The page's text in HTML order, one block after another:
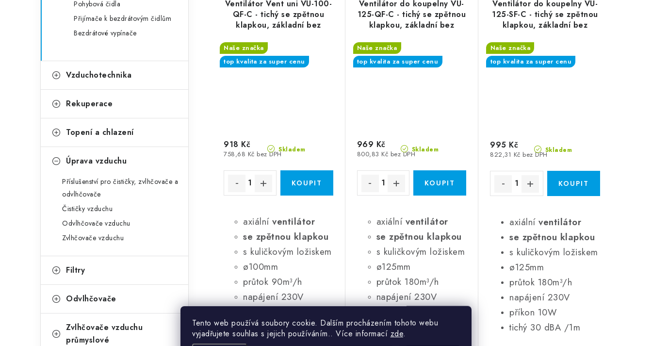
Tento web používá soubory cookie. Dalším procházením tohoto webu
vyjadřujete souhlas s jejich používáním.. Více informací zde.
Pohybová čidla
Přijímače k bezdrátovým čidlům
Bezdrátové vypínače
Vzduchotechnika
Rekuperace
Topení a chlazení
Úprava vzduchu
Příslušenství pro čističky, zvlhčovače a
odvlhčovače
Čističky vzduchu
Odvlhčovače vzduchu
Zvlhčovače vzduchu
Filtry
Odvlhčovače
Zvlhčovače vzduchu
průmyslové
Ventilátor Vent uni VU-100-
QF-C - tichý se zpětnou
klapkou, základní bez
Naše značka
top kvalita za super cenu
Skladem
758,68 Kč bez DPH
918 Kč
axiální ventilátor
se zpětnou klapkou
s kuličkovým ložiskem
ø100mm
průtok 90m³/h
napájení 230V
tichý 25 dBA /1m
Ventilátor do koupelny VU-
125-QF-C - tichý se zpětnou
klapkou, základní bez
Naše značka
top kvalita za super cenu
Skladem
800,83 Kč bez DPH
969 Kč
axiální ventilátor
se zpětnou klapkou
s kuličkovým ložiskem
ø125mm
průtok 180m³/h
napájení 230V
tichý 30 dBA /1m
Ventilátor do koupelny VU-
125-SF-C - tichý se zpětnou
klapkou, základní bez
Naše značka
top kvalita za super cenu
Skladem
822,31 Kč bez DPH
995 Kč
axiálníventilátor
se zpětnou klapkou
s kuličkovým ložiskem
ø125mm
průtok 180m³/h
napájení 230V
příkon 10W
tichý 30 dBA /1m